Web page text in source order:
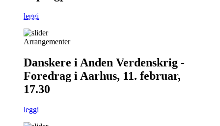
leggi
Arrangementer
Danskere i Anden Verdenskrig -
Foredrag i Aarhus, 11. februar,
17.30
leggi